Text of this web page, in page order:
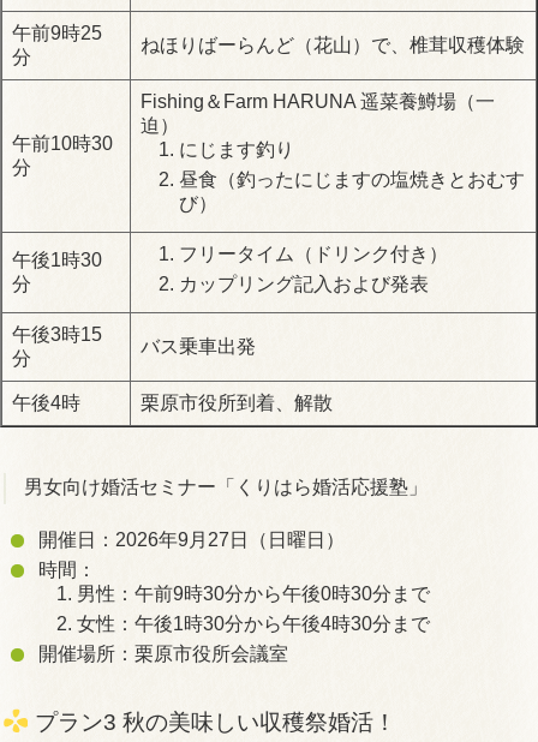
午前9時25
分
ねほりばーらんど（花山）で、椎茸収穫体験
午前10時30
分
Fishing＆Farm HARUNA 遥菜養鱒場（一
迫）
にじます釣り
昼食（釣ったにじますの塩焼きとおむす
び）
午後1時30
分
フリータイム（ドリンク付き）
カップリング記入および発表
午後3時15
分
バス乗車出発
午後4時 栗原市役所到着、解散
男女向け婚活セミナー「くりはら婚活応援塾」
開催日：2026年9月27日（日曜日）
時間：
男性：午前9時30分から午後0時30分まで
女性：午後1時30分から午後4時30分まで
開催場所：栗原市役所会議室
プラン3 秋の美味しい収穫祭婚活！